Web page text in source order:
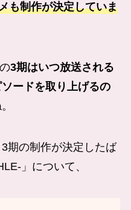
も制作が決定していま
3期はいつ放送される
ードを取り上げるの
期の制作が決定したば
」について、